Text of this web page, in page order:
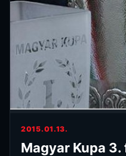
2015.01.13.
Magyar Kupa